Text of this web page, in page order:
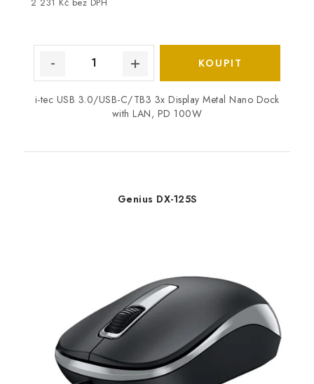
i-tec USB 3.0/USB-C/TB3 3x Display Metal Nano Dock
with LAN, PD 100W
Genius DX-125S